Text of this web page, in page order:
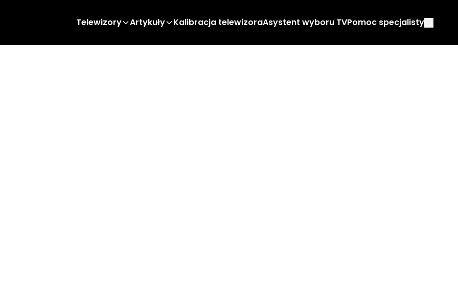
Telewizory Artykuły Kalibracja telewizoraAsystent wyboru TVPomoc specjalisty